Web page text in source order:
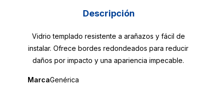
Descripción
Vidrio templado resistente a arañazos y fácil de
instalar. Ofrece bordes redondeados para reducir
daños por impacto y una apariencia impecable.
MarcaGenérica